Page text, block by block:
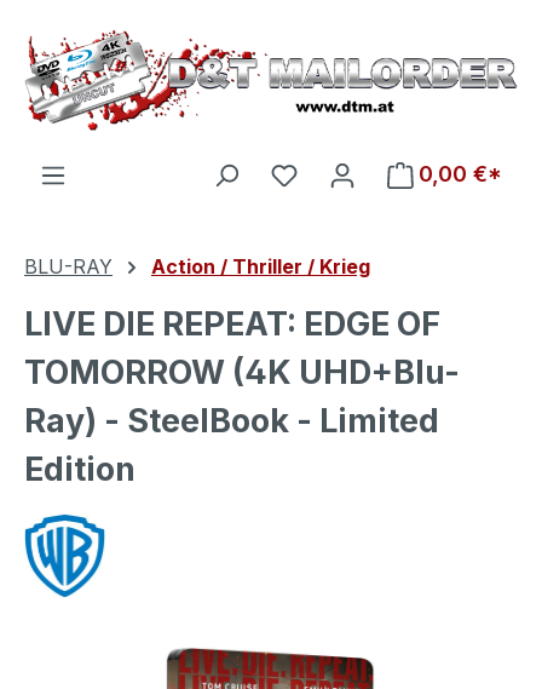
Zum Hauptinhalt springen
Du hast 0 Produkte auf
0,00 €*
BLU-RAY Action / Thriller / Krieg
LIVE DIE REPEAT: EDGE OF
TOMORROW (4K UHD+Blu-
Ray) - SteelBook - Limited
Edition
Bildergalerie überspringen